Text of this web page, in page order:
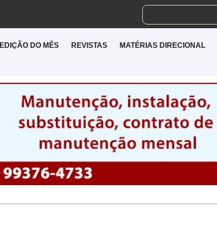
EDIÇÃO DO MÊS REVISTAS MATÉRIAS DIRECIONAL